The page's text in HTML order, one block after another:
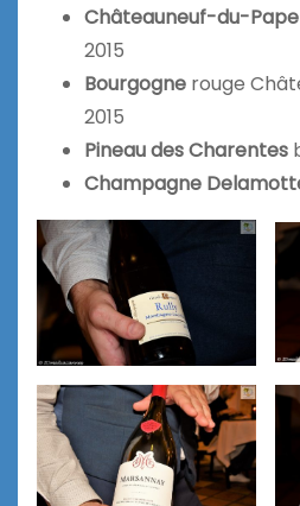
Châteauneuf-du-Pape
2015
Bourgogne rouge
2015
Pineau des Charentes
Champagne